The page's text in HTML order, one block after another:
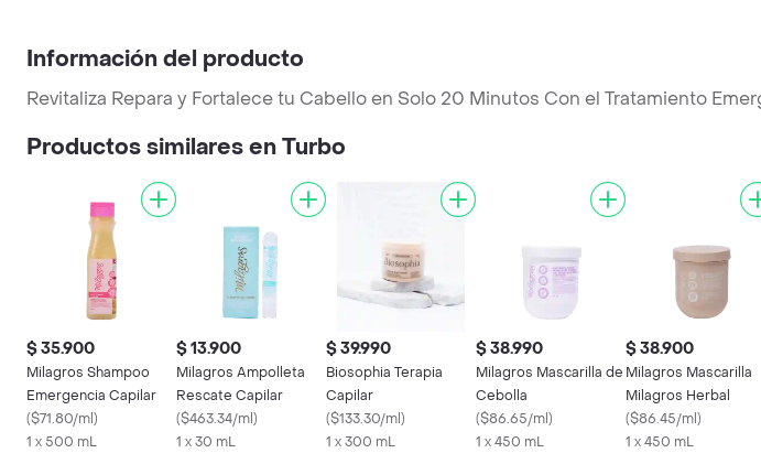
Información del producto
Revitaliza Repara y Fortalece tu Cabello en Solo 20 Minutos Con el Tratamiento
Productos similares en Turbo
$ 35.900
Milagros Shampoo
Emergencia Capilar
($71.80/ml)
1 x 500 mL
$ 13.900
Milagros Ampolleta
Rescate Capilar
($463.34/ml)
1 x 30 mL
$ 39.990
Biosophia Terapia
Capilar
($133.30/ml)
1 x 300 mL
$ 38.990
Milagros Mascarilla de
Cebolla
($86.65/ml)
1 x 450 mL
$ 38.900
Milagros Mascarilla
Milagros Herbal
($86.45/ml)
1 x 450 mL